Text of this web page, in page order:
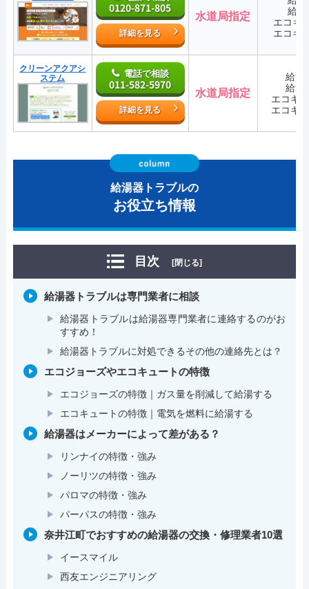
0120-871-805
詳細を見る
水道局指定
給
エコキ
エコキ
クリーンアクアシ
ステム
電話で相談
011-582-5970
詳細を見る
水道局指定
給湯
給湯
エコキ
エコキ
給湯器トラブルの
お役立ち情報
目次 [閉じる]
給湯器トラブルは専門業者に相談
給湯器トラブルは給湯器専門業者に連絡するのがお
すすめ！
給湯器トラブルに対処できるその他の連絡先とは？
エコジョーズやエコキュートの特徴
エコジョーズの特徴｜ガス量を削減して給湯する
エコキュートの特徴｜電気を燃料に給湯する
給湯器はメーカーによって差がある？
リンナイの特徴・強み
ノーリツの特徴・強み
パロマの特徴・強み
パーパスの特徴・強み
奈井江町でおすすめの給湯器の交換・修理業者10選
イースマイル
西友エンジニアリング